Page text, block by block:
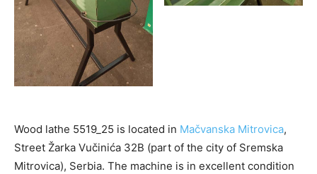
Wood lathe 5519_25 is located in Mačvanska Mitrovica,
Street Žarka Vučinića 32B (part of the city of Sremska
Mitrovica), Serbia. The machine is in excellent condition